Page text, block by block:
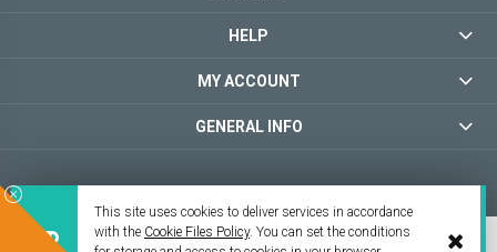
This site uses cookies to deliver services in accordance
with the Cookie Files Policy. You can set the conditions
HELP
MY ACCOUNT
GENERAL INFO